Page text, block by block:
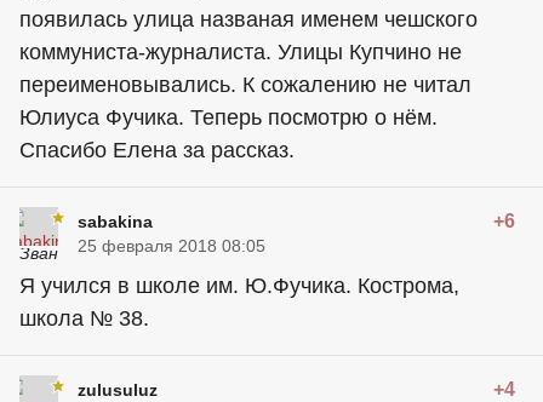
появилась улица названая именем чешского
коммуниста-журналиста. Улицы Купчино не
переименовывались. К сожалению не читал
Юлиуса Фучика. Теперь посмотрю о нём.
Спасибо Елена за рассказ.
sabakina +6
25 февраля 2018 08:05
Я учился в школе им. Ю.Фучика. Кострома,
школа № 38.
zulusuluz +4